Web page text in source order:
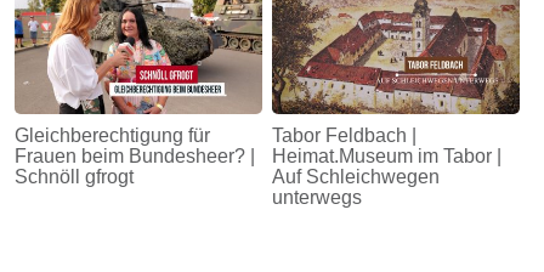
Gleichberechtigung für
Frauen beim Bundesheer? |
Schnöll gfrogt
Tabor Feldbach |
Heimat.Museum im Tabor |
Auf Schleichwegen
unterwegs